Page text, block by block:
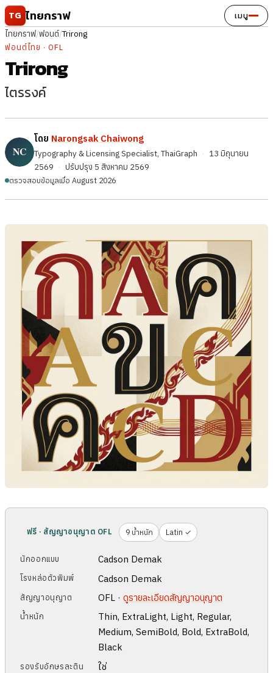
ข้ามไปยังเนื้อหา
TG ไทยกราฟ เมนู
ไทยกราฟ/ฟอนต์/Trirong
ฟอนต์ไทย · OFL
Trirong
ไตรรงค์
โดย Narongsak Chaiwong
Typography & Licensing Specialist, ThaiGraph · 13 มิถุนายน
2569 · ปรับปรุง 5 สิงหาคม 2569
ตรวจสอบข้อมูลเมื่อ August 2026
ฟรี · สัญญาอนุญาต OFL 9 น้ำหนัก Latin ✓
นักออกแบบ Cadson Demak
โรงหล่อตัวพิมพ์ Cadson Demak
สัญญาอนุญาต OFL ·ดูรายละเอียดสัญญาอนุญาต
น้ำหนัก
Thin, ExtraLight, Light, Regular,
Medium, SemiBold, Bold, ExtraBold,
Black
รองรับอักษรละติน ใช่